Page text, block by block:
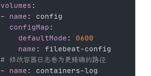
volumes :
-
name :
config
configMap :
defaultMode :
0600
name : filebeat-config
# 修改容器日志卷为更精确的路径
-
name : containers-log